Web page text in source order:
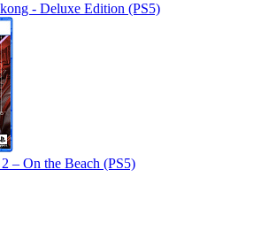
- Deluxe Edition (PS5)
– On the Beach (PS5)